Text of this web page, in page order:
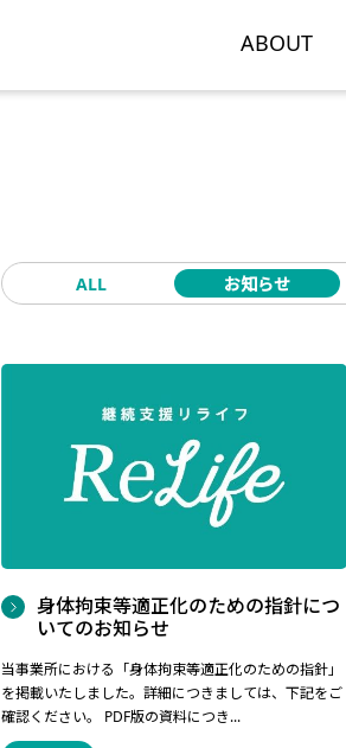
ABOUT
ALL お知らせ
身体拘束等適正化のための指針につ
いてのお知らせ
当事業所における「身体拘束等適正化のための指針」
を掲載いたしました。詳細につきましては、下記をご
確認ください。 PDF版の資料につき...